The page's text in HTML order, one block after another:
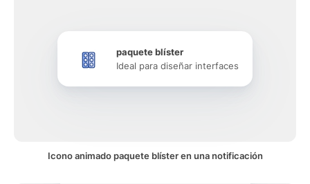
paquete blíster
Ideal para diseñar interfaces
Icono animado paquete blíster en una notificación